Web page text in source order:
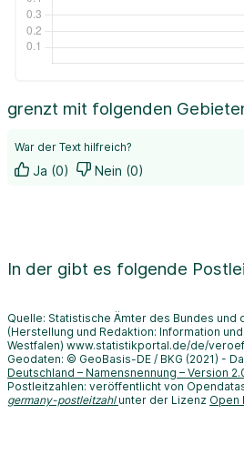
grenzt mit folgenden
War der Text hilfreich?
Ja (0) Nein (0)
In der gibt es folgende
Quelle: Statistische Ämter des Bundes und
(Herstellung und Redaktion: Information
Westfalen) www.statistikportal.de/de/
Geodaten: © GeoBasis-DE / BKG (2021) -
Deutschland – Namensnennung – Version
Postleitzahlen: veröffentlicht von
germany-postleitzahl unter der Lizenz Open